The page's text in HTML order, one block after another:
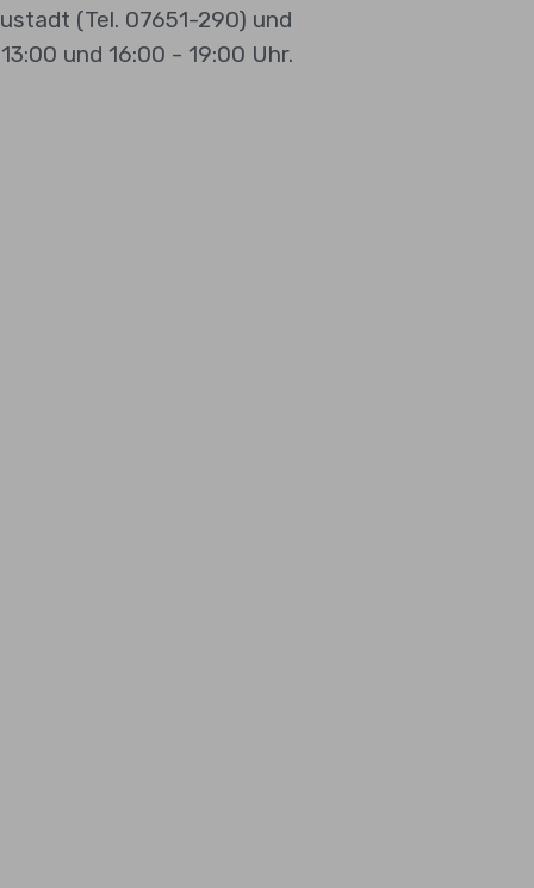
(Tel. 07651-290) und
und 16:00 - 19:00 Uhr.